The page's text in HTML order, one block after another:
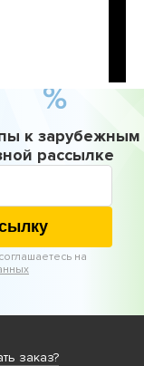
к зарубежным
рассылке
на
заказ?